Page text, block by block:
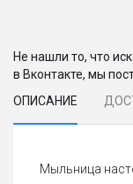
Не нашли то, что
в Вконтакте, мы
ОПИСАНИЕ
Мыльница